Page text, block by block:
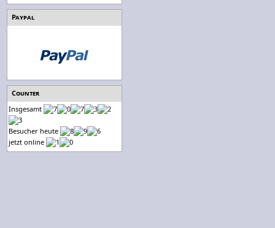
Paypal
Counter
Insgesamt
Besucher heute
jetzt online